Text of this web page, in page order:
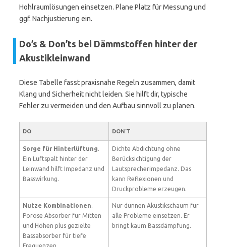
Hohlraumlösungen einsetzen. Plane Platz für Messung und
ggf. Nachjustierung ein.
Do’s & Don’ts bei Dämmstoffen hinter der
Akustikleinwand
Diese Tabelle fasst praxisnahe Regeln zusammen, damit
Klang und Sicherheit nicht leiden. Sie hilft dir, typische
Fehler zu vermeiden und den Aufbau sinnvoll zu planen.
DO DON’T
Sorge für Hinterlüftung.
Ein Luftspalt hinter der
Leinwand hilft Impedanz und
Basswirkung.
Dichte Abdichtung ohne
Berücksichtigung der
Lautsprecherimpedanz. Das
kann Reflexionen und
Druckprobleme erzeugen.
Nutze Kombinationen.
Poröse Absorber für Mitten
und Höhen plus gezielte
Bassabsorber für tiefe
Nur dünnen Akustikschaum für
alle Probleme einsetzen. Er
bringt kaum Bassdämpfung.